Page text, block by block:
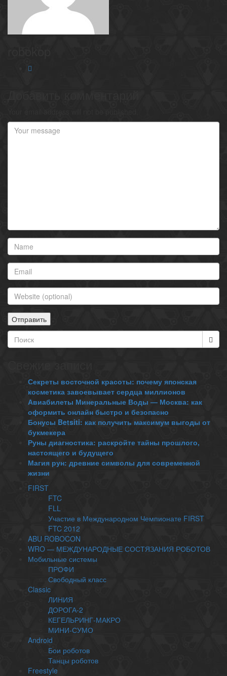
Секреты восточной красоты: почему японская
косметика завоевывает сердца миллионов
Авиабилеты Минеральные Воды — Москва: как
оформить онлайн быстро и безопасно
Бонусы Betsiti: как получить максимум выгоды от
букмекера
Руны диагностика: раскройте тайны прошлого,
настоящего и будущего
Магия рун: древние символы для современной
жизни
FIRST
FTC
FLL
Участие в Международном Чемпионате FIRST
FTC 2012
ABU ROBOCON
WRO — МЕЖДУНАРОДНЫЕ СОСТЯЗАНИЯ РОБОТОВ
Мобильные системы
ПРОФИ
Свободный класс
Classic
ЛИНИЯ
ДОРОГА-2
КЕГЕЛЬРИНГ-МАКРО
МИНИ-СУМО
Android
Бои роботов
Танцы роботов
Freestyle